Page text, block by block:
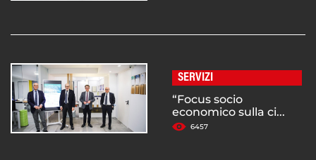
SERVIZI
“Focus socio
economico sulla ci...
6457